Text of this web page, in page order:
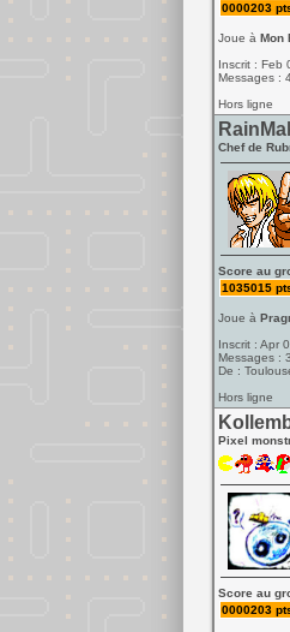
0000203
Joue à Mon
Inscrit : Feb
Messages :
Hors ligne
Chef de
Score au
1035015
Joue à
Inscrit : Apr
Messages :
De :
Hors ligne
Pixel
Score au
0000203